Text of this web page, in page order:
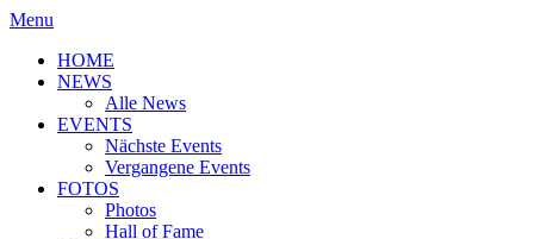
Menu
HOME
NEWS
Alle News
EVENTS
Nächste Events
Vergangene Events
FOTOS
Photos
Hall of Fame